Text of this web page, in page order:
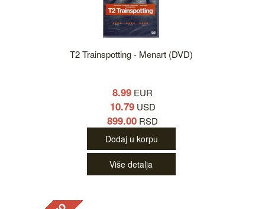
T2 Trainspotting - Menart (DVD)
8.99 EUR
10.79USD
899.00 RSD
Dodaj u korpu
Više detalja